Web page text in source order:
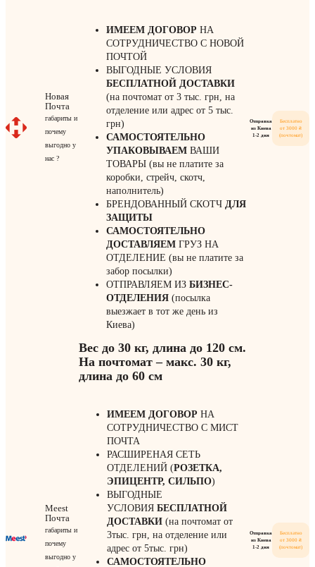
Новая
Почта
габариты и
почему
выгодно у
нас ?
ИМЕЕМ ДОГОВОР НА
СОТРУДНИЧЕСТВО С НОВОЙ
ПОЧТОЙ
ВЫГОДНЫЕ УСЛОВИЯ
БЕСПЛАТНОЙ ДОСТАВКИ
(на почтомат от 3 тыс. грн, на
отделение или адрес от 5 тыс.
грн)
САМОСТОЯТЕЛЬНО
УПАКОВЫВАЕМ ВАШИ
ТОВАРЫ (вы не платите за
коробки, стрейч, скотч,
наполнитель)
БРЕНДОВАННЫЙ СКОТЧДЛЯ
ЗАЩИТЫ
САМОСТОЯТЕЛЬНО
ДОСТАВЛЯЕМ ГРУЗ НА
ОТДЕЛЕНИЕ (вы не платите за
забор посылки)
ОТПРАВЛЯЕМ ИЗБИЗНЕС-
ОТДЕЛЕНИЯ (посылка
выезжает в тот же день из
Киева)
Отправка
из Киева
1-2 дня
Бесплатно
от 3000 ₴
(почтомат)
Meest
Почта
габариты и
почему
выгодно у
Вес до 30 кг, длина до 120 см.
На почтомат – макс. 30 кг,
длина до 60 см
ИМЕЕМ ДОГОВОР НА
СОТРУДНИЧЕСТВО С МИСТ
ПОЧТА
РАСШИРЕНАЯ СЕТЬ
ОТДЕЛЕНИЙ (РОЗЕТКА,
ЭПИЦЕНТР, СИЛЬПО)
ВЫГОДНЫЕ
УСЛОВИЯ БЕСПЛАТНОЙ
ДОСТАВКИ(на почтомат от
3тыс. грн, на отделение или
адрес от 5тыс. грн)
САМОСТОЯТЕЛЬНО
Отправка
из Киева
1-2 дня
Бесплатно
от 3000 ₴
(почтомат)